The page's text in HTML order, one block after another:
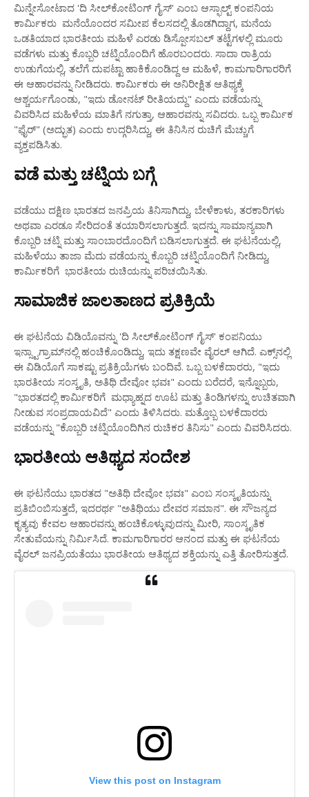
ಮಿನ್ನೇಸೋಟಾದ 'ದಿ ಸೀಲ್‌ಕೋಟಿಂಗ್ ಗೈಸ್' ಎಂಬ ಆಸ್ಫಾಲ್ಟ್ ಕಂಪನಿಯ
ಕಾರ್ಮಿಕರು ಮನೆಯೊಂದರ ಸಮೀಪ ಕೆಲಸದಲ್ಲಿ ತೊಡಗಿದ್ದಾಗ, ಮನೆಯ
ಒಡತಿಯಾದ ಭಾರತೀಯ ಮಹಿಳೆ ಎರಡು ಡಿಸ್ಪೋಸಬಲ್ ತಟ್ಟೆಗಳಲ್ಲಿ ಮೂರು
ವಡೆಗಳು ಮತ್ತು ಕೊಬ್ಬರಿ ಚಟ್ನಿಯೊಂದಿಗೆ ಹೊರಬಂದರು. ಸಾದಾ ರಾತ್ರಿಯ
ಉಡುಗೆಯಲ್ಲಿ, ತಲೆಗೆ ದುಪಟ್ಟಾ ಹಾಕಿಕೊಂಡಿದ್ದ ಆ ಮಹಿಳೆ, ಕಾಮಗಾರಿಗಾರರಿಗೆ
ಈ ಆಹಾರವನ್ನು ನೀಡಿದರು. ಕಾರ್ಮಿಕರು ಈ ಅನಿರೀಕ್ಷಿತ ಆತಿಥ್ಯಕ್ಕೆ
ಆಶ್ಚರ್ಯಗೊಂಡು, "ಇದು ಡೋನಟ್ ರೀತಿಯದ್ದು" ಎಂದು ವಡೆಯನ್ನು
ವಿವರಿಸಿದ ಮಹಿಳೆಯ ಮಾತಿಗೆ ನಗುತ್ತಾ, ಆಹಾರವನ್ನು ಸವಿದರು. ಒಬ್ಬ ಕಾರ್ಮಿಕ
"ಫೈರ್" (ಅದ್ಭುತ) ಎಂದು ಉದ್ಗರಿಸಿದ್ದು, ಈ ತಿನಿಸಿನ ರುಚಿಗೆ ಮೆಚ್ಚುಗೆ
ವ್ಯಕ್ತಪಡಿಸಿತು.
ವಡೆ ಮತ್ತು ಚಟ್ನಿಯ ಬಗ್ಗೆ
ವಡೆಯು ದಕ್ಷಿಣ ಭಾರತದ ಜನಪ್ರಿಯ ತಿನಿಸಾಗಿದ್ದು, ಬೇಳೆಕಾಳು, ತರಕಾರಿಗಳು
ಅಥವಾ ಎರಡೂ ಸೇರಿದಂತೆ ತಯಾರಿಸಲಾಗುತ್ತದೆ. ಇದನ್ನು ಸಾಮಾನ್ಯವಾಗಿ
ಕೊಬ್ಬರಿ ಚಟ್ನಿ ಮತ್ತು ಸಾಂಬಾರದೊಂದಿಗೆ ಬಡಿಸಲಾಗುತ್ತದೆ. ಈ ಘಟನೆಯಲ್ಲಿ,
ಮಹಿಳೆಯು ತಾಜಾ ಮೆದು ವಡೆಯನ್ನು ಕೊಬ್ಬರಿ ಚಟ್ನಿಯೊಂದಿಗೆ ನೀಡಿದ್ದು,
ಕಾರ್ಮಿಕರಿಗೆ ಭಾರತೀಯ ರುಚಿಯನ್ನು ಪರಿಚಯಿಸಿತು.
ಸಾಮಾಜಿಕ ಜಾಲತಾಣದ ಪ್ರತಿಕ್ರಿಯೆ
ಈ ಘಟನೆಯ ವಿಡಿಯೊವನ್ನು 'ದಿ ಸೀಲ್‌ಕೋಟಿಂಗ್ ಗೈಸ್' ಕಂಪನಿಯು
ಇನ್ಸ್ಟಾಗ್ರಾಮ್‌ನಲ್ಲಿ ಹಂಚಿಕೊಂಡಿದ್ದು, ಇದು ತಕ್ಷಣವೇ ವೈರಲ್ ಆಗಿದೆ. ಎಕ್ಸ್‌ನಲ್ಲಿ
ಈ ವಿಡಿಯೊಗೆ ಸಾಕಷ್ಟು ಪ್ರತಿಕ್ರಿಯೆಗಳು ಬಂದಿವೆ. ಒಬ್ಬ ಬಳಕೆದಾರರು, "ಇದು
ಭಾರತೀಯ ಸಂಸ್ಕೃತಿ, ಅತಿಥಿ ದೇವೋ ಭವಃ" ಎಂದು ಬರೆದರೆ, ಇನ್ನೊಬ್ಬರು,
"ಭಾರತದಲ್ಲಿ ಕಾರ್ಮಿಕರಿಗೆ ಮಧ್ಯಾಹ್ನದ ಊಟ ಮತ್ತು ತಿಂಡಿಗಳನ್ನು ಉಚಿತವಾಗಿ
ನೀಡುವ ಸಂಪ್ರದಾಯವಿದೆ" ಎಂದು ತಿಳಿಸಿದರು. ಮತ್ತೊಬ್ಬ ಬಳಕೆದಾರರು
ವಡೆಯನ್ನು "ಕೊಬ್ಬರಿ ಚಟ್ನಿಯೊಂದಿಗಿನ ರುಚಿಕರ ತಿನಿಸು" ಎಂದು ವಿವರಿಸಿದರು.
ಭಾರತೀಯ ಆತಿಥ್ಯದ ಸಂದೇಶ
ಈ ಘಟನೆಯು ಭಾರತದ "ಅತಿಥಿ ದೇವೋ ಭವಃ" ಎಂಬ ಸಂಸ್ಕೃತಿಯನ್ನು
ಪ್ರತಿಬಿಂಬಿಸುತ್ತದೆ, ಇದರರ್ಥ "ಅತಿಥಿಯು ದೇವರ ಸಮಾನ". ಈ ಸೌಜನ್ಯದ
ಕೃತ್ಯವು ಕೇವಲ ಆಹಾರವನ್ನು ಹಂಚಿಕೊಳ್ಳುವುದನ್ನು ಮೀರಿ, ಸಾಂಸ್ಕೃತಿಕ
ಸೇತುವೆಯನ್ನು ನಿರ್ಮಿಸಿದೆ. ಕಾಮಗಾರಿಗಾರರ ಆನಂದ ಮತ್ತು ಈ ಘಟನೆಯ
ವೈರಲ್ ಜನಪ್ರಿಯತೆಯು ಭಾರತೀಯ ಆತಿಥ್ಯದ ಶಕ್ತಿಯನ್ನು ಎತ್ತಿ ತೋರಿಸುತ್ತದೆ.
View this post on Instagram